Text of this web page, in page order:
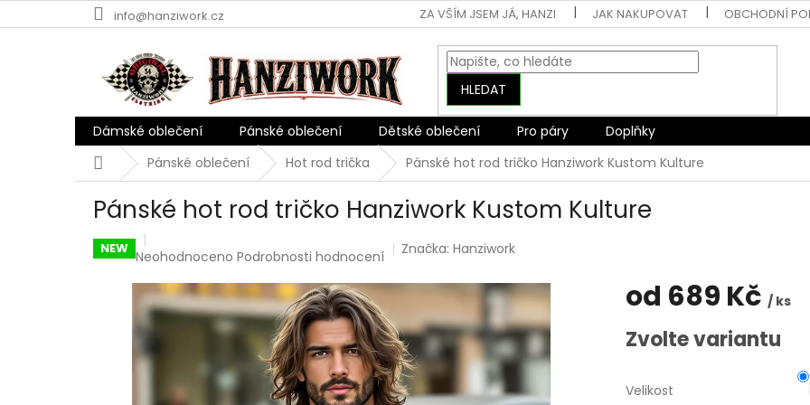
na
info@hanziwork.cz ZA VŠÍM JSEM JÁ, HANZI JAK NAKUPOVAT OBCHODNÍ
HLEDAT
Dámské oblečení Pánské oblečení Dětské oblečení Pro páry
Doplňky
DomůPánské oblečení Hot rod trička Pánské hot rod tričko Hanziwork Kustom Kulture
Pánské hot rod tričko Hanziwork Kustom Kulture
NEW Průměrné
produktu
je
0,0
5
Neohodnoceno Podrobnosti hodnocení Značka:Hanziwork
od 689 Kč / ks
Měrná
cena:
Zvolte variantu
Velikost